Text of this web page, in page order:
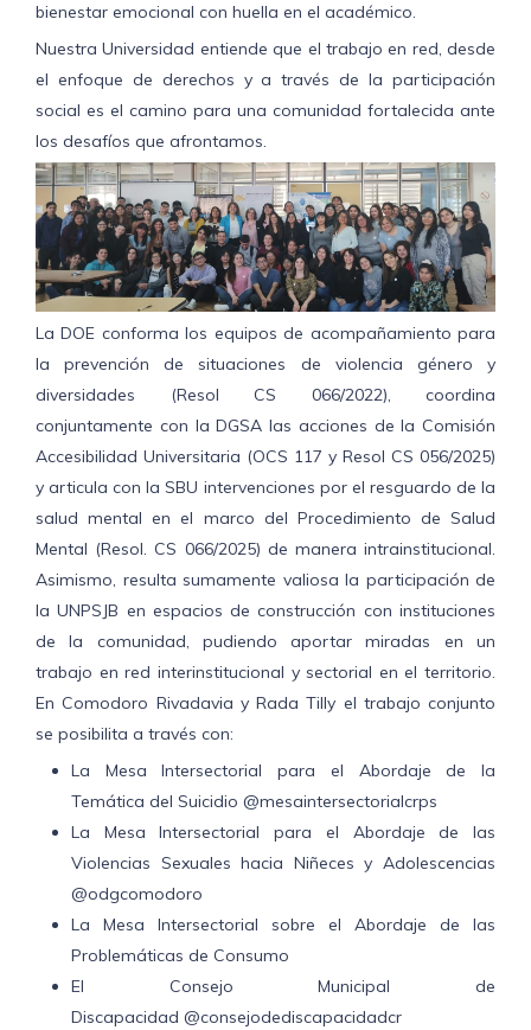
bienestar emocional con huella en el académico.
Nuestra Universidad entiende que el trabajo en red, desde
el enfoque de derechos y a través de la participación
social es el camino para una comunidad fortalecida ante
los desafíos que afrontamos.
La DOE conforma los equipos de acompañamiento para
la prevención de situaciones de violencia género y
diversidades (Resol CS 066/2022), coordina
conjuntamente con la DGSA las acciones de la Comisión
Accesibilidad Universitaria (OCS 117 y Resol CS 056/2025)
y articula con la SBU intervenciones por el resguardo de la
salud mental en el marco del Procedimiento de Salud
Mental (Resol. CS 066/2025) de manera intrainstitucional.
Asimismo, resulta sumamente valiosa la participación de
la UNPSJB en espacios de construcción con instituciones
de la comunidad, pudiendo aportar miradas en un
trabajo en red interinstitucional y sectorial en el territorio.
En Comodoro Rivadavia y Rada Tilly el trabajo conjunto
se posibilita a través con:
La Mesa Intersectorial para el Abordaje de la
Temática del Suicidio @mesaintersectorialcrps
La Mesa Intersectorial para el Abordaje de las
Violencias Sexuales hacia Niñeces y Adolescencias
@odgcomodoro
La Mesa Intersectorial sobre el Abordaje de las
Problemáticas de Consumo
El Consejo Municipal de
Discapacidad @consejodediscapacidadcr